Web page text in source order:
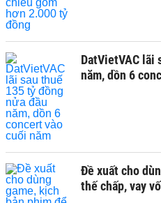
DatVietVAC lãi
năm, dồn 6
Đề xuất cho
thế chấp, vay